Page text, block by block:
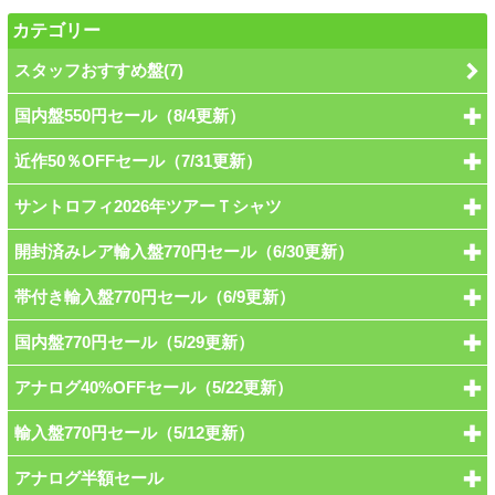
カテゴリー
スタッフおすすめ盤(7)
国内盤550円セール（8/4更新）
近作50％OFFセール（7/31更新）
サントロフィ2026年ツアーＴシャツ
開封済みレア輸入盤770円セール（6/30更新）
帯付き輸入盤770円セール（6/9更新）
国内盤770円セール（5/29更新）
アナログ40%OFFセール（5/22更新）
輸入盤770円セール（5/12更新）
アナログ半額セール